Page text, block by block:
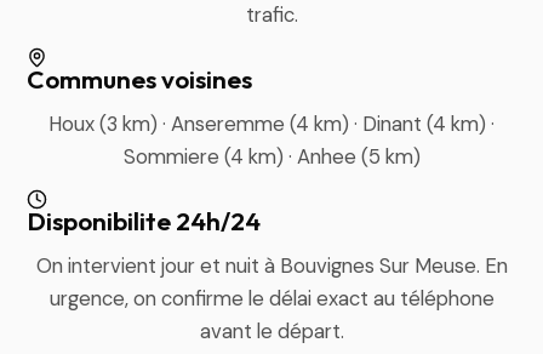
trafic.
Communes voisines
Houx (3 km) · Anseremme (4 km) · Dinant (4 km) ·
Sommiere (4 km) · Anhee (5 km)
Disponibilite 24h/24
On intervient jour et nuit à Bouvignes Sur Meuse. En
urgence, on confirme le délai exact au téléphone
avant le départ.